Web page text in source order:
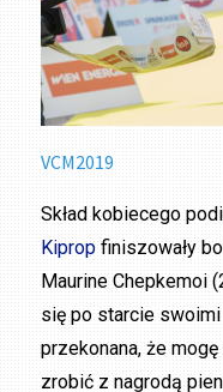
VCM2019
Skład kobiecego
Kiprop finiszowały
Maurine Chepkemoi
się po starcie
przekonana, że
zrobić z nagrodą